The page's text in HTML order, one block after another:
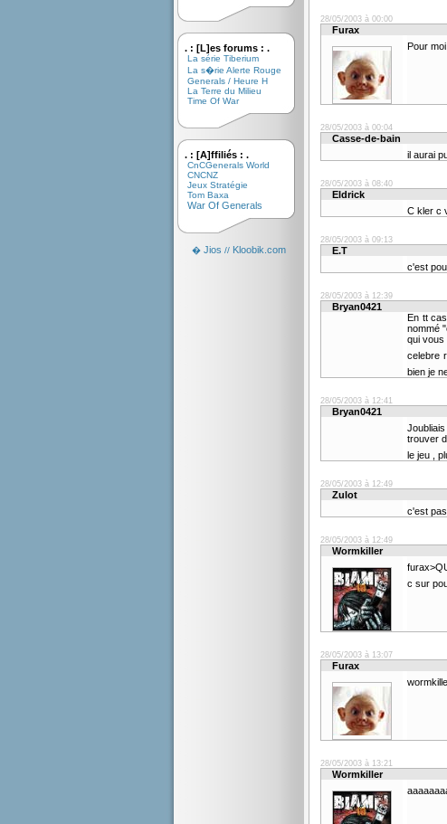
. : [L]es forums : .
La série Tiberium
La s�rie Alerte Rouge
Generals / Heure H
La Terre du Milieu
Time Of War
. : [A]ffiliés : .
CnCGenerals World
CNCNZ
Jeux Stratégie
Tom Baxa
War Of Generals
� Jios // Kloobik.com
28/05/2003 à 00:00
Furax
Pour
28/05/2003 à 00:04
Casse-de-bain
il aurai
28/05/2003 à 08:40
Eldrick
C kler c
28/05/2003 à 09:13
E.T
c'est
28/05/2003 à 12:39
Bryan0421
En tt
nommé
qui
celebre
bien je
28/05/2003 à 12:41
Bryan0421
trouver
le jeu ,
28/05/2003 à 12:49
Zulot
c'est
28/05/2003 à 12:49
Wormkiller
c sur
28/05/2003 à 13:07
Furax
28/05/2003 à 13:21
Wormkiller